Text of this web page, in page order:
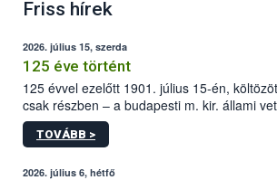
Friss hírek
2026. július 15, szerda
125 éve történt
125 évvel ezelőtt 1901. július 15-én,
csak részben – a budapesti m. kir. állami
állomás a Kis Rókus utca 15. szám alatti,
tervezett új épületébe.
TOVÁBB >
2026. július 6, hétfő